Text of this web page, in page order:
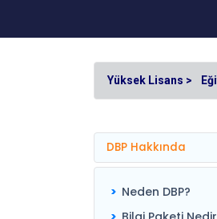
Yüksek Lisans >
DBP Hakkında
Neden DBP?